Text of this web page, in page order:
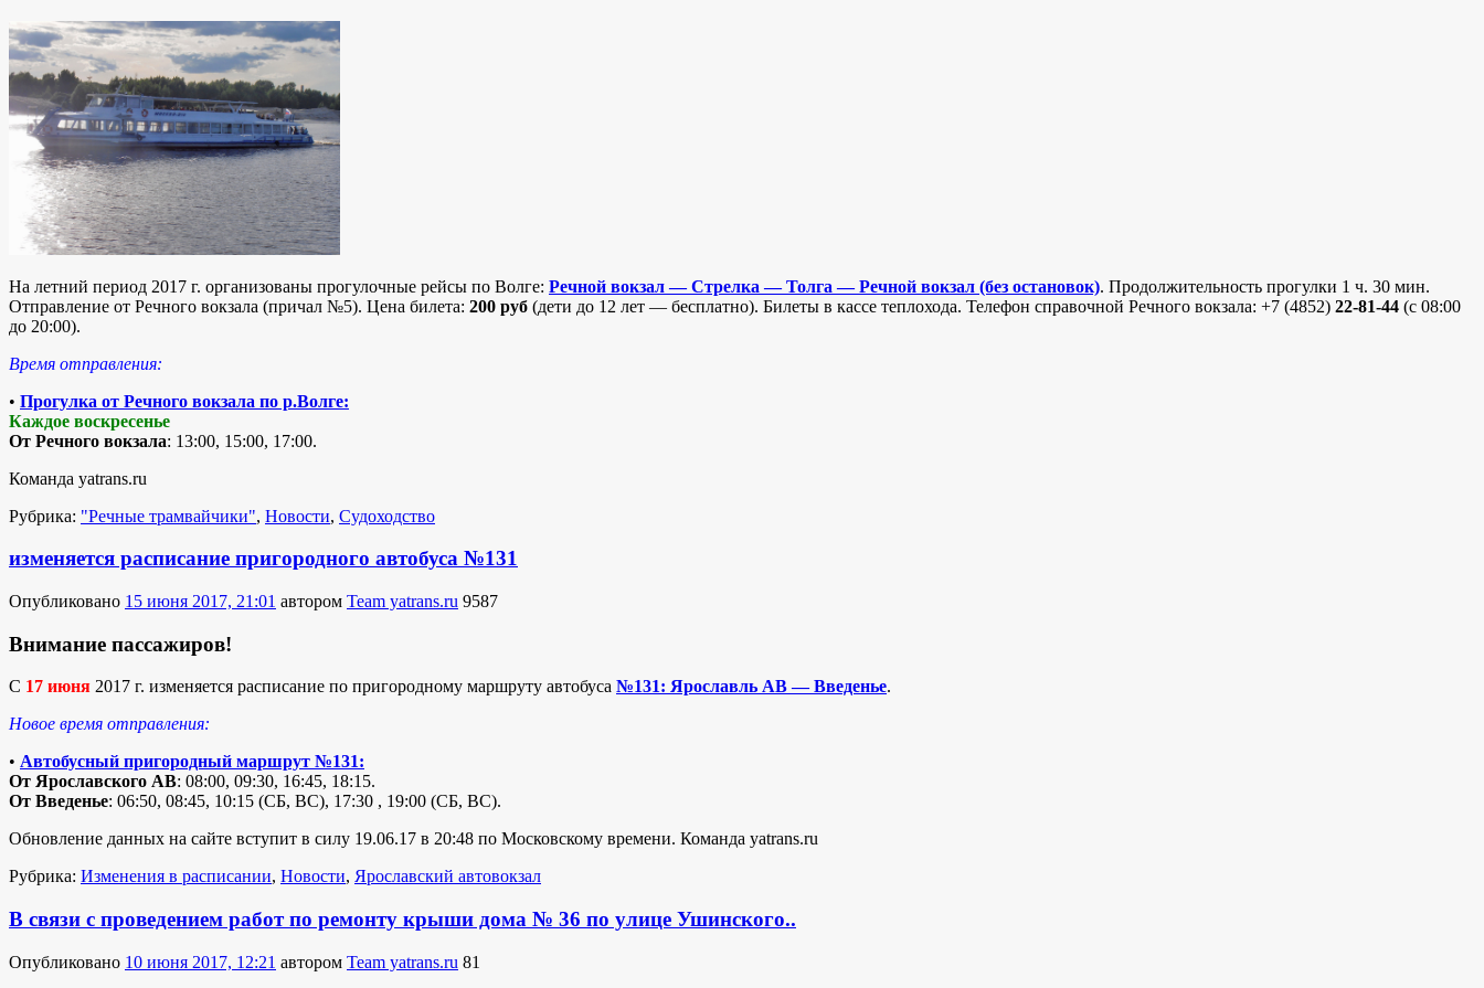
На летний период 2017 г. организованы прогулочные рейсы по Волге: Речной вокзал — Стрелка — Толга — Речной вокзал (без остановок). Продолжительность прогулки 1 ч. 30 мин.
Отправление от Речного вокзала (причал №5). Цена билета: 200 руб (дети до 12 лет — бесплатно). Билеты в кассе теплохода. Телефон справочной Речного вокзала: +7 (4852) 22-81-44 (с 08:00
до 20:00).
Время отправления:
• Прогулка от Речного вокзала по р.Волге:
Каждое воскресенье
От Речного вокзала: 13:00, 15:00, 17:00.
Команда yatrans.ru
Рубрика: "Речные трамвайчики", Новости, Судоходство
изменяется расписание пригородного автобуса №131
Опубликовано 15 июня 2017, 21:01 автором Team yatrans.ru 9587
Внимание пассажиров!
С 17 июня 2017 г. изменяется расписание по пригородному маршруту автобуса №131: Ярославль АВ — Введенье.
Новое время отправления:
• Автобусный пригородный маршрут №131:
От Ярославского АВ: 08:00, 09:30, 16:45, 18:15.
От Введенье: 06:50, 08:45, 10:15 (СБ, ВС), 17:30 , 19:00 (СБ, ВС).
Обновление данных на сайте вступит в силу 19.06.17 в 20:48 по Московскому времени. Команда yatrans.ru
Рубрика: Изменения в расписании, Новости, Ярославский автовокзал
В связи с проведением работ по ремонту крыши дома № 36 по улице Ушинского..
Опубликовано 10 июня 2017, 12:21 автором Team yatrans.ru 81